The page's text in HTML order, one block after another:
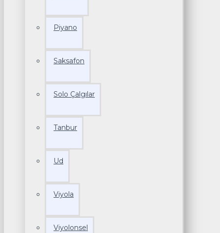
Piyano
Saksafon
Solo Çalgılar
Tanbur
Ud
Viyola
Viyolonsel